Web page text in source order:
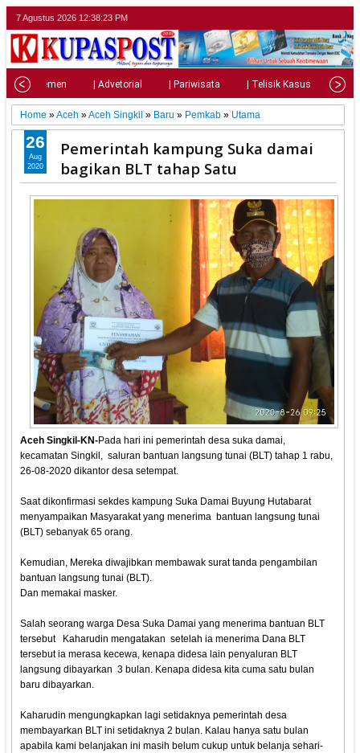
7 Agustus 2026 12:38:25 PM
| Parlemen | Advetorial | Pariwisata | Telisik Kasus |
Home »Aceh »Aceh Singkil » Baru » Pemkab » Utama
Pemerintah kampung Suka damai
bagikan BLT tahap Satu
Aceh Singkil-KN-Pada hari ini pemerintah desa suka damai,
kecamatan Singkil, saluran bantuan langsung tunai (BLT) tahap 1 rabu,
26-08-2020 dikantor desa setempat.
Saat dikonfirmasi sekdes kampung Suka Damai Buyung Hutabarat
menyampaikan Masyarakat yang menerima bantuan langsung tunai
(BLT) sebanyak 65 orang.
Kemudian, Mereka diwajibkan membawak surat tanda pengambilan
bantuan langsung tunai (BLT).
Dan memakai masker.
Salah seorang warga Desa Suka Damai yang menerima bantuan BLT
tersebut Kaharudin mengatakan setelah ia menerima Dana BLT
tersebut ia merasa kecewa, kenapa didesa lain penyaluran BLT
langsung dibayarkan 3 bulan. Kenapa didesa kita cuma satu bulan
baru dibayarkan.
Kaharudin mengungkapkan lagi setidaknya pemerintah desa
membayarkan BLT ini setidaknya 2 bulan. Kalau hanya satu bulan
apabila kami belanjakan ini masih belum cukup untuk belanja sehari-
26
Aug
2020